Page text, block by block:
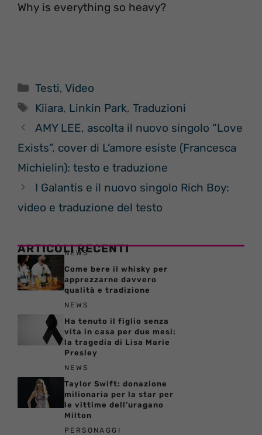
Why is everything so heavy?
Categorie
Testi,Video
Tag
Kiiara, Linkin Park,Traduzioni
AMY LEE, ascolta il nuovo singolo “Love
Exists”, cover di L’amore esiste (Francesca
Michielin): testo e traduzione
I Galantis e il nuovo singolo Rich Boy:
video e traduzione del testo
ARTICOLI RECENTI
NEWS
Come bere il whisky per
apprezzarne davvero
qualità e tradizione
NEWS
Ha tenuto il figlio senza
vita in casa per due mesi:
la tragedia di Lisa Marie
Presley
NEWS
Taylor Swift: donazione
milionaria per la star per
le vittime dell’uragano
Milton
PERSONAGGI